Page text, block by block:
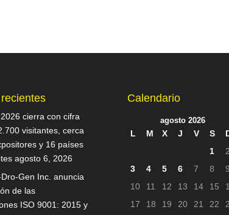
cierra con cifra
visitantes, cerca
y 16 países
agosto 6, 2026
Gen Inc. anuncia
de las
ISO 9001: 2015 y
Calendario
agosto 2026
L M X J V S
1
2
3
4 5 6 7 8
9
10
11 12 13 14 15
17
18 19 20 21 22